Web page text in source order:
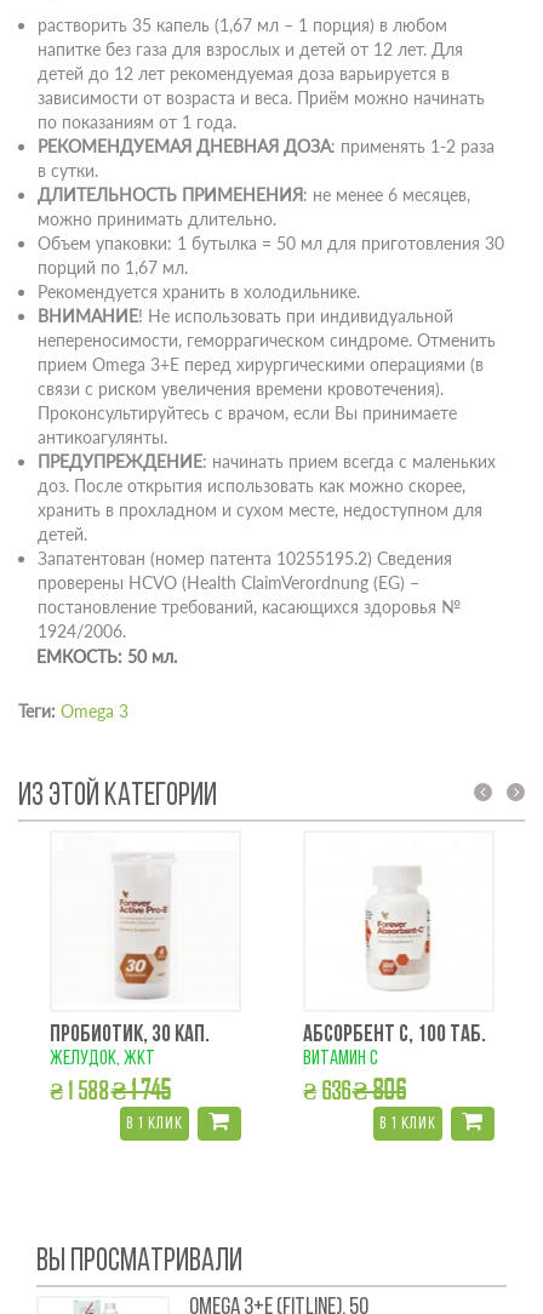
растворить 35 капель (1,67 мл – 1 порция) в любом
напитке без газа для взрослых и детей от 12 лет. Для
детей до 12 лет рекомендуемая доза варьируется в
зависимости от возраста и веса. Приём можно начинать
по показаниям от 1 года.
РЕКОМЕНДУЕМАЯ ДНЕВНАЯ ДОЗА: применять 1-2 раза
в сутки.
ДЛИТЕЛЬНОСТЬ ПРИМЕНЕНИЯ: не менее 6 месяцев,
можно принимать длительно.
Объем упаковки: 1 бутылка = 50 мл для приготовления 30
порций по 1,67 мл.
Рекомендуется хранить в холодильнике.
ВНИМАНИЕ! Не использовать при индивидуальной
непереносимости, геморрагическом синдроме. Отменить
прием Omega 3+E перед хирургическими операциями (в
связи с риском увеличения времени кровотечения).
Проконсультируйтесь с врачом, если Вы принимаете
антикоагулянты.
ПРЕДУПРЕЖДЕНИЕ: начинать прием всегда с маленьких
доз. После открытия использовать как можно скорее,
хранить в прохладном и сухом месте, недоступном для
детей.
Запатентован (номер патента 10255195.2) Сведения
проверены HCVO (Health ClaimVerordnung (EG) –
постановление требований, касающихся здоровья №
1924/2006.
ЕМКОСТЬ: 50 мл.
Теги: Omega 3
ИЗ ЭТОЙ КАТЕГОРИИ
ПРОБИОТИК, 30 КАП.
желудок, жкт
₴ 1 588₴ 1 745
в 1 клик
АБСОРБЕНТ С, 100 ТАБ.
витамин с
₴ 636₴ 806
в 1 клик
prev next
ВЫ ПРОСМАТРИВАЛИ
OMEGA 3+E (FITLINE), 50